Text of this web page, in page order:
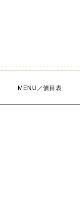
MENU／價目表